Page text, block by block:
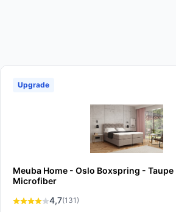
Upgrade
Meuba Home - Oslo Boxspring -
Microfiber
4,7(131)